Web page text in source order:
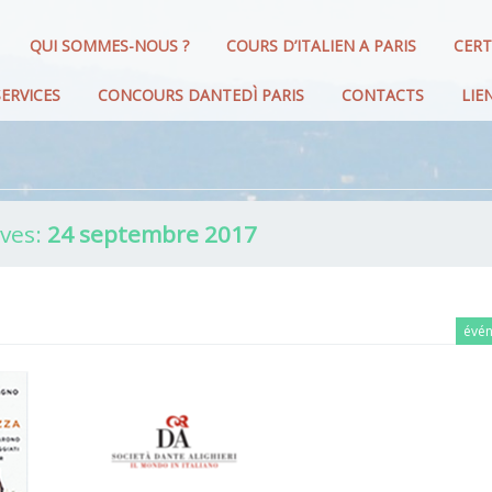
QUI SOMMES-NOUS ? COURS D’ITALIEN A PARIS
CONCOURS DANTEDÌ PARIS CONTACTS
24 septembre 2017